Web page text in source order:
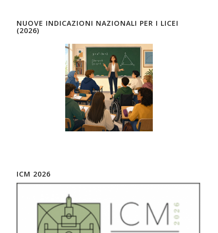
NUOVE INDICAZIONI NAZIONALI PER I LICEI
(2026)
ICM 2026